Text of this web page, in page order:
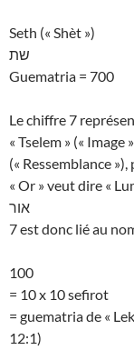
Seth (« Shèt »)
שת
Guematria = 700
Le chiffre 7
« Tselem » (« Image
(« Ressemblance
« Or » veut dire «
אור
7 est donc lié au
100
= 10 x 10 sefirot
= guematria de «
12:1)